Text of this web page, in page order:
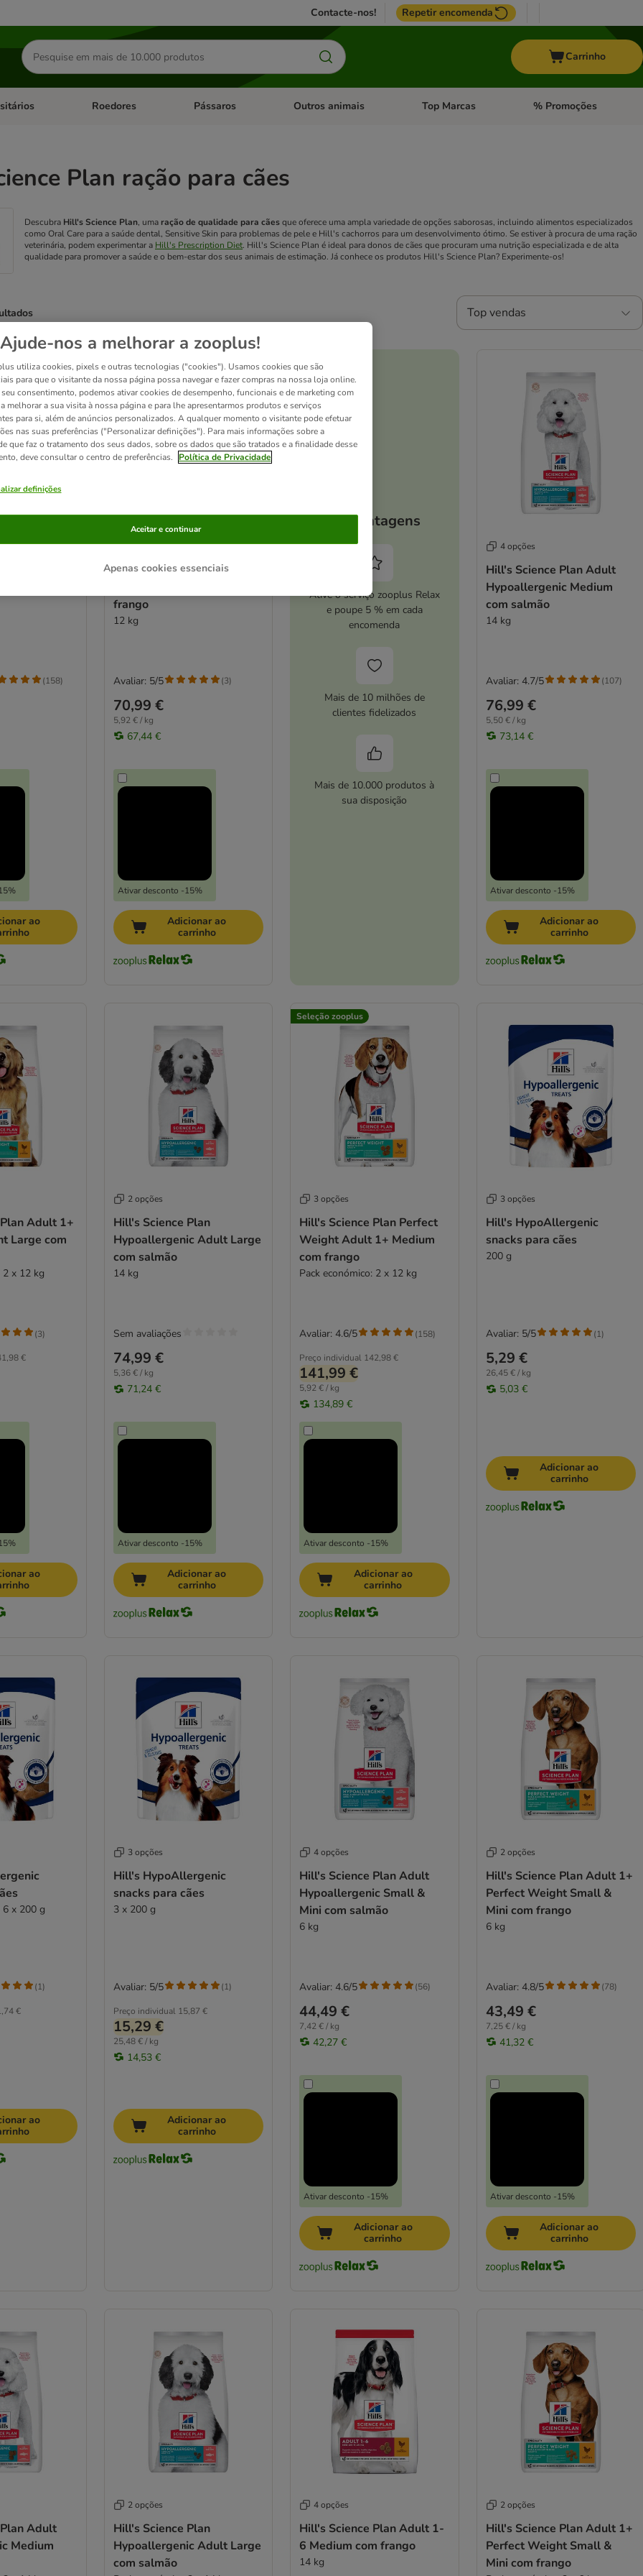
Contacte-nos! Repetir encomenda
Pesquisar
produtos
Carrinho
de categoria: Dieta Vet.Abrir menu de categoria: Antiparasitários
Roedores Abrir menu de categoria: Roedores
Pássaros Abrir menu de categoria: Pássaros
Outros animais Abrir menu de categoria: Outros animais
Top Marcas Abrir menu de categoria:
% Promoções
Plan ração para cães
Descubra Hill's Science Plan, uma ração de qualidade para cãesque oferece uma ampla variedade de opções saborosas, incluindo alimentos especializados
como Oral Care para a saúde dental, Sensitive Skin para problemas de pele e Hill's cachorros para um desenvolvimento ótimo. Se estiver à procura de uma ração
veterinária, podem experimentar a Hill's Prescription Diet. Hill's Science Plan é ideal para donos de cães que procuram uma nutrição especializada e de alta
qualidade para promover a saúde e o bem-estar dos seus animais de estimação. Já conhece os produtos Hill's Science Plan? Experimente-os!
Top vendas
been changed
Perfect
Medium
(158)
ao
2 opções
Hill's Science Plan Adult 1+
frango
12 kg
70,99 €
5,92 € / kg
67,44 €
Ativar desconto -15%
Avaliar: 5/5 (3)
Adicionar ao
carrinho
As vantagens
Ative o serviço zooplus Relax
e poupe 5 % em cada
encomenda
Mais de 10 milhões de
clientes fidelizados
Mais de 10.000 produtos à
sua disposição
4 opções
Hill's Science Plan Adult
Hypoallergenic Medium
com salmão
14 kg
76,99 €
5,50 € / kg
73,14 €
Ativar desconto -15%
Avaliar: 4.7/5 (107)
Adicionar ao
carrinho
Adult 1+
Large com
2 x 12 kg
€
(3)
ao
2 opções
Hill's Science Plan
Hypoallergenic Adult Large
com salmão
14 kg
74,99 €
5,36 € / kg
71,24 €
Ativar desconto -15%
Sem avaliações
Adicionar ao
carrinho
Seleção zooplus
3 opções
Hill's Science Plan Perfect
Weight Adult 1+ Medium
com frango
Pack económico: 2 x 12 kg
Preço individual 142,98 €
141,99 €
5,92 € / kg
134,89 €
Ativar desconto -15%
Avaliar: 4.6/5 (158)
Adicionar ao
carrinho
3 opções
Hill's HypoAllergenic
snacks para cães
200 g
5,29 €
26,45 € / kg
5,03 €
Avaliar: 5/5 (1)
Adicionar ao
carrinho
6 x 200 g
€
(1)
ao
3 opções
Hill's HypoAllergenic
snacks para cães
3 x 200 g
Preço individual 15,87 €
15,29 €
25,48 € / kg
14,53 €
Avaliar: 5/5 (1)
Adicionar ao
carrinho
4 opções
Hill's Science Plan Adult
Hypoallergenic Small &
Mini com salmão
6 kg
44,49 €
7,42 € / kg
42,27 €
Ativar desconto -15%
Avaliar: 4.6/5 (56)
Adicionar ao
carrinho
2 opções
Hill's Science Plan Adult 1+
Perfect Weight Small &
Mini com frango
6 kg
43,49 €
7,25 € / kg
41,32 €
Ativar desconto -15%
Avaliar: 4.8/5 (78)
Adicionar ao
carrinho
Adult
Medium
2 opções
Hill's Science Plan
Hypoallergenic Adult Large
com salmão
4 opções
Hill's Science Plan Adult 1-
6 Medium com frango
14 kg
2 opções
Hill's Science Plan Adult 1+
Perfect Weight Small &
Mini com frango
Ajude-nos a melhorar a zooplus!
utiliza cookies, pixels e outras tecnologias ("cookies"). Usamos cookies que são
para que o visitante da nossa página possa navegar e fazer compras na nossa loja online.
consentimento, podemos ativar cookies de desempenho, funcionais e de marketing com
melhorar a sua visita à nossa página e para lhe apresentarmos produtos e serviços
para si, além de anúncios personalizados. A qualquer momento o visitante pode efetuar
nas suas preferências ("Personalizar definições"). Para mais informações sobre a
que faz o tratamento dos seus dados, sobre os dados que são tratados e a finalidade desse
deve consultar o centro de preferências.
Política de Privacidade
definições
Apenas cookies essenciais
Aceitar e continuar